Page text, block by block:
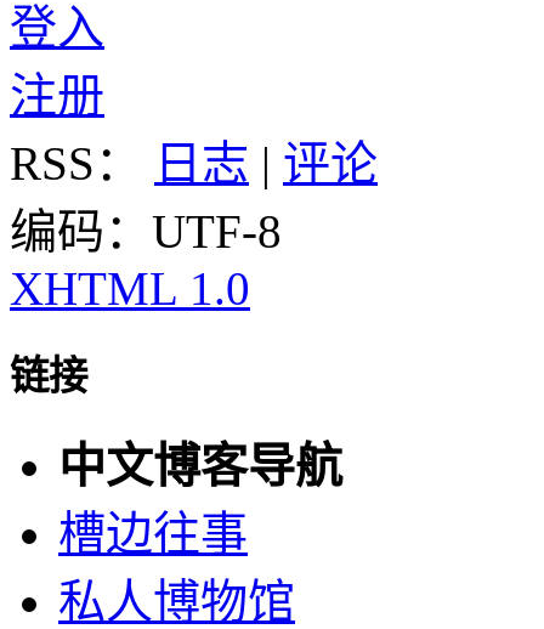
登入
注册
RSS：
日志 | 评论
编码：UTF-8
XHTML 1.0
链接
中文博客导航
槽边往事
私人博物馆